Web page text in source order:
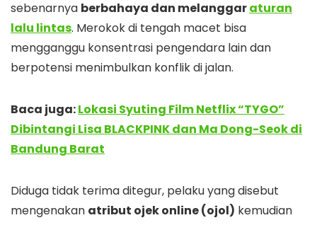
sebenarnya berbahaya dan melanggaraturan
lalu lintas. Merokok di tengah macet bisa
mengganggu konsentrasi pengendara lain dan
berpotensi menimbulkan konflik di jalan.
Baca juga:Lokasi Syuting Film Netflix “TYGO”
Dibintangi Lisa BLACKPINK dan Ma Dong-Seok di
Bandung Barat
Diduga tidak terima ditegur, pelaku yang disebut
mengenakan atribut ojek online (ojol) kemudian